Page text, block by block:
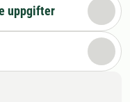
uppgifter